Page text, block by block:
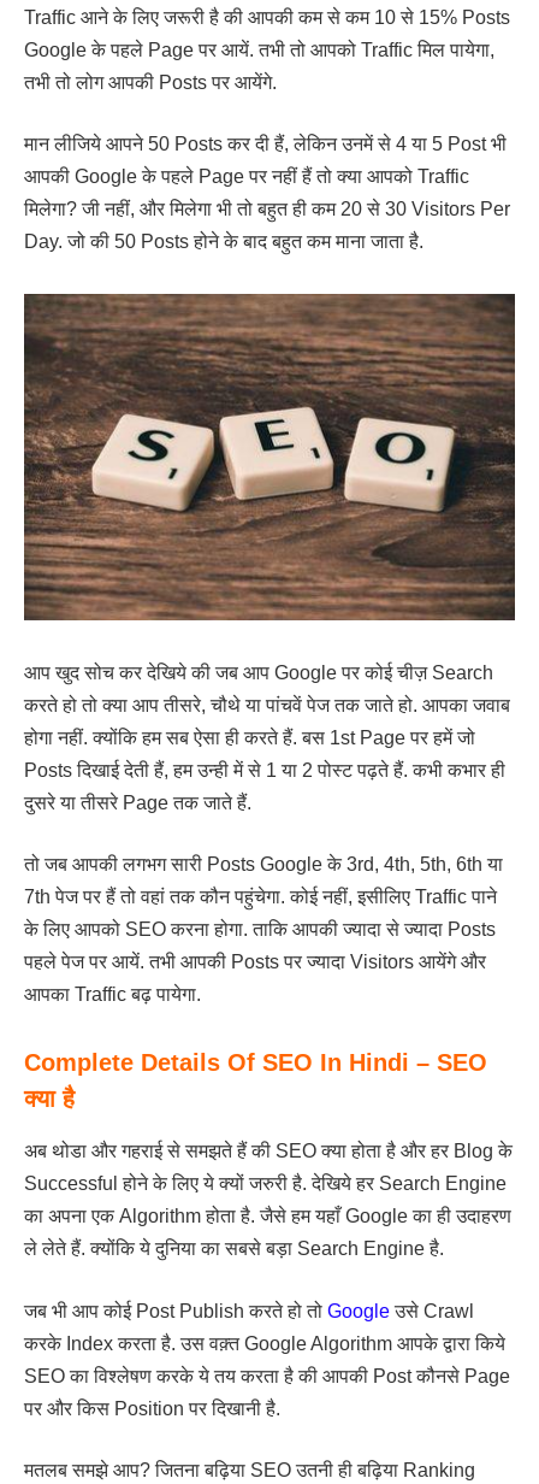
Traffic आने के लिए जरूरी है की आपकी कम से कम 10 से 15% Posts
Google के पहले Page पर आयें. तभी तो आपको Traffic मिल पायेगा,
तभी तो लोग आपकी Posts पर आयेंगे.
मान लीजिये आपने 50 Posts कर दी हैं, लेकिन उनमें से 4 या 5 Post भी
आपकी Google के पहले Page पर नहीं हैं तो क्या आपको Traffic
मिलेगा? जी नहीं, और मिलेगा भी तो बहुत ही कम 20 से 30 Visitors Per
Day. जो की 50 Posts होने के बाद बहुत कम माना जाता है.
आप खुद सोच कर देखिये की जब आप Google पर कोई चीज़ Search
करते हो तो क्या आप तीसरे, चौथे या पांचवें पेज तक जाते हो. आपका जवाब
होगा नहीं. क्योंकि हम सब ऐसा ही करते हैं. बस 1st Page पर हमें जो
Posts दिखाई देती हैं, हम उन्ही में से 1 या 2 पोस्ट पढ़ते हैं. कभी कभार ही
दुसरे या तीसरे Page तक जाते हैं.
तो जब आपकी लगभग सारी Posts Google के 3rd, 4th, 5th, 6th या
7th पेज पर हैं तो वहां तक कौन पहुंचेगा. कोई नहीं, इसीलिए Traffic पाने
के लिए आपको SEO करना होगा. ताकि आपकी ज्यादा से ज्यादा Posts
पहले पेज पर आयें. तभी आपकी Posts पर ज्यादा Visitors आयेंगे और
आपका Traffic बढ़ पायेगा.
Complete Details Of SEO In Hindi – SEO
क्या है
अब थोडा और गहराई से समझते हैं की SEO क्या होता है और हर Blog के
Successful होने के लिए ये क्यों जरुरी है. देखिये हर Search Engine
का अपना एक Algorithm होता है. जैसे हम यहाँ Google का ही उदाहरण
ले लेते हैं. क्योंकि ये दुनिया का सबसे बड़ा Search Engine है.
जब भी आप कोई Post Publish करते हो तो Googleउसे Crawl
करके Index करता है. उस वक़्त Google Algorithm आपके द्वारा किये
SEO का विश्लेषण करके ये तय करता है की आपकी Post कौनसे Page
पर और किस Position पर दिखानी है.
मतलब समझे आप? जितना बढ़िया SEO उतनी ही बढ़िया Ranking